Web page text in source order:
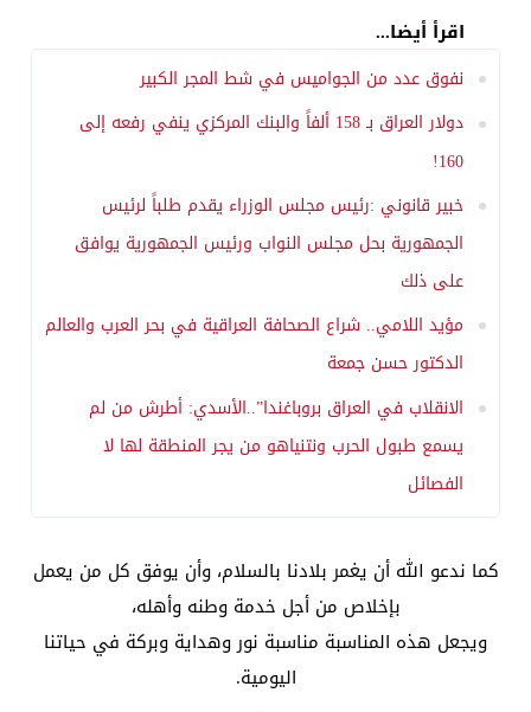
اقرأ أيضا...
نفوق عدد من الجواميس في شط المجر الكبير
دولار العراق بـ 158 ألفاً والبنك المركزي ينفي رفعه إلى
160!
خبير قانوني :رئيس مجلس الوزراء يقدم طلباً لرئيس
الجمهورية بحل مجلس النواب ورئيس الجمهورية يوافق
على ذلك
مؤيد اللامي.. شراع الصحافة العراقية في بحر العرب والعالم
الدكتور حسن جمعة
الانقلاب في العراق بروباغندا”..الأسدي: أطرش من لم
يسمع طبول الحرب ونتنياهو من يجر المنطقة لها لا
الفصائل
كما ندعو الله أن يغمر بلادنا بالسلام، وأن يوفق كل من يعمل
بإخلاص من أجل خدمة وطنه وأهله،
ويجعل هذه المناسبة مناسبة نور وهداية وبركة في حياتنا
اليومية.